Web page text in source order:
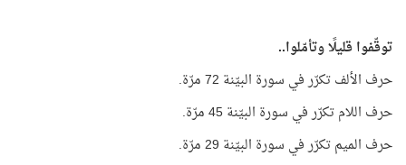
توقّفوا قليلًا وتأمّلوا..
حرف الألف تكرّر في سورة البيّنة 72 مرّة.
حرف اللام تكرّر في سورة البيّنة 45 مرّة.
حرف الميم تكرّر في سورة البيّنة 29 مرّة.